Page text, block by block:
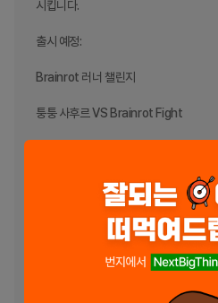
시킵니다.
출시 예정:
Brainrot 러너 챌린지
퉁퉁 사후르 VS Brainrot Fight
100마리의 이탈리아 동물 두뇌 부패 전
두뇌 부패 청소부
Brainrot Meme 음성